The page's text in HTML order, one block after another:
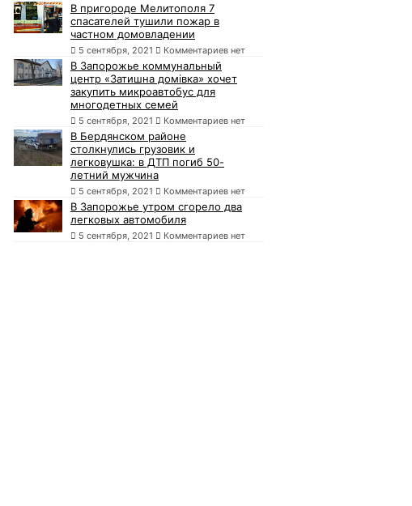
В пригороде Мелитополя 7
спасателей тушили пожар в
частном домовладении
5 сентября, 2021 Комментариев нет
В Запорожье коммунальный
центр «Затишна домівка» хочет
закупить микроавтобус для
многодетных семей
5 сентября, 2021 Комментариев нет
В Бердянском районе
столкнулись грузовик и
легковушка: в ДТП погиб 50-
летний мужчина
5 сентября, 2021 Комментариев нет
В Запорожье утром сгорело два
легковых автомобиля
5 сентября, 2021 Комментариев нет